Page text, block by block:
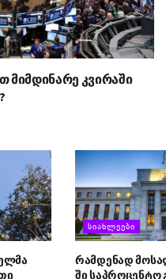
კვირაში
ᲡᲘᲐᲮᲚᲔᲔᲑᲘ
რამდენად
ში საპროცენტო